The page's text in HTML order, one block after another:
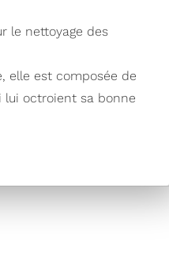
le nettoyage des
elle est composée de
octroient sa bonne